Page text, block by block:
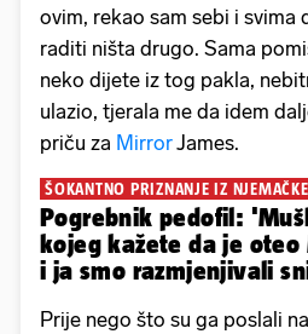
ovim, rekao sam sebi i svima
raditi ništa drugo. Sama
neko dijete iz tog pakla,
ulazio, tjerala me da idem
priču za MirrorJames.
ŠOKANTNO PRIZNANJE IZ NJEMAČKE
Pogrebnik pedofil:
kojeg kažete da je oteo
i ja smo razmjenjivali
Prije nego što su ga poslali